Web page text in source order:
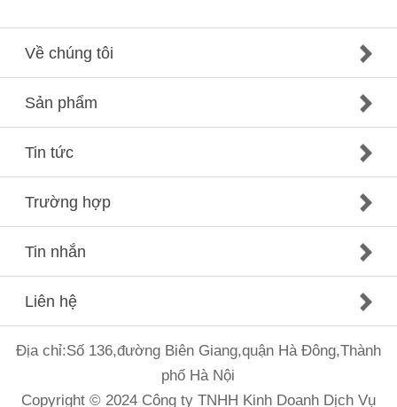
Về chúng tôi
Sản phẩm
Tin tức
Trường hợp
Tin nhắn
Liên hệ
Địa chỉ:Số 136,đường Biên Giang,quận Hà Đông,Thành
phố Hà Nội
Copyright © 2024 Công ty TNHH Kinh Doanh Dịch Vụ